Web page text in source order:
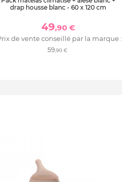
drap housse blanc - 60 x 120 cm
49,90 €
de vente conseillé par la marque :
59,90 €